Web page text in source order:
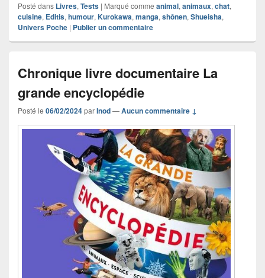
Posté dans Livres, Tests | Marqué comme animal, animaux, chat,
cuisine, Editis, humour, Kurokawa, manga, shônen, Shueisha,
Univers Poche | Publier un commentaire
Chronique livre documentaire La
grande encyclopédie
Posté le 06/02/2024parInod—Aucun commentaire ↓